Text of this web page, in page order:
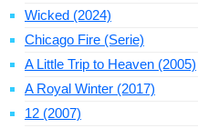
Wicked (2024)
Chicago Fire (Serie)
A Little Trip to Heaven (2005)
A Royal Winter (2017)
12 (2007)